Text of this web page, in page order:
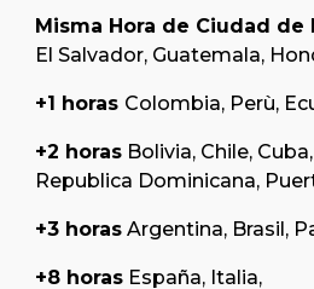
Misma Hora de Ciudad de
El Salvador, Guatemala,
+1 horas Colombia, Perù,
+2 horas Bolivia, Chile,
Republica Dominicana,
+3 horas Argentina, Brasil,
+8 horas España, Italia,